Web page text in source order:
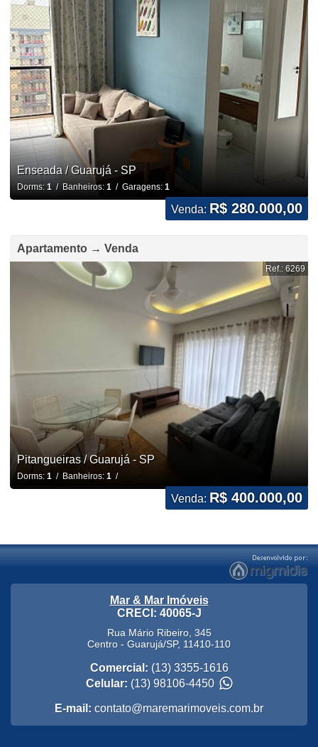
Enseada / Guarujá - SP
Dorms:1/ Banheiros: 1/ Garagens: 1
Venda: R$ 280.000,00
Apartamento → Venda
Ref.: 6269
Pitangueiras / Guarujá - SP
Dorms: 1 / Banheiros: 1 /
Venda: R$ 400.000,00
Mar & Mar Imóveis
CRECI: 40065-J
Rua Mário Ribeiro, 345
Centro - Guarujá/SP, 11410-110
Comercial: (13) 3355-1616
Celular: (13) 98106-4450
E-mail: contato@maremarimoveis.com.br